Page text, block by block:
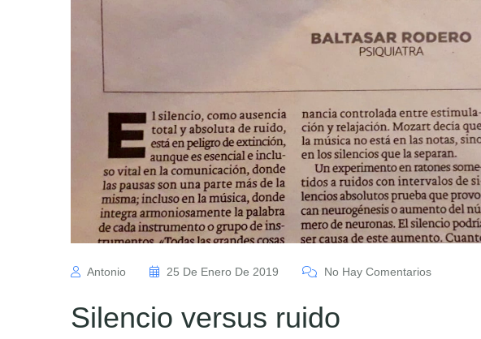
Antonio 25 De Enero De 2019 No Hay Comentarios
Silencio versus ruido